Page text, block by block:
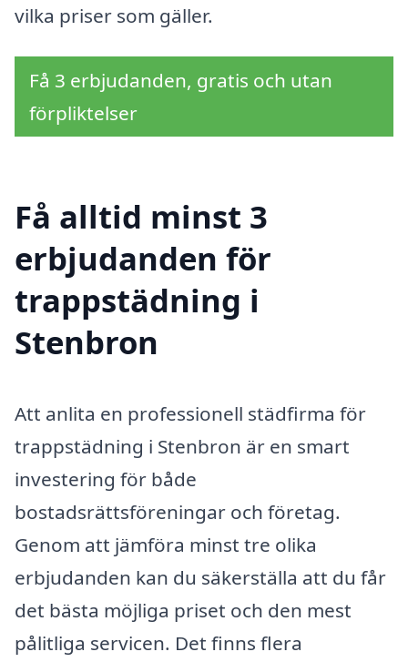
vilka priser som gäller.
Få 3 erbjudanden, gratis och utan
förpliktelser
Få alltid minst 3
erbjudanden för
trappstädning i
Stenbron
Att anlita en professionell städfirma för
trappstädning i Stenbron är en smart
investering för både
bostadsrättsföreningar och företag.
Genom att jämföra minst tre olika
erbjudanden kan du säkerställa att du får
det bästa möjliga priset och den mest
pålitliga servicen. Det finns flera